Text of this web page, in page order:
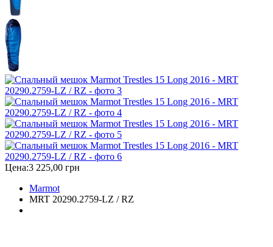
Цена:3 225,00 грн
Marmot
MRT 20290.2759-LZ / RZ